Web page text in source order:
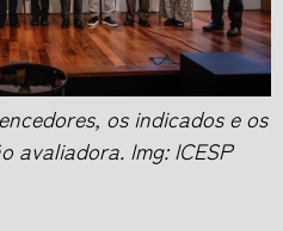
os indicados e os
avaliadora. Img: ICESP